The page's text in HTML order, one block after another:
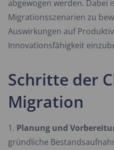
abgewogen werden. Dabei
Migrationsszenarien zu
Auswirkungen auf
Innovationsfähigkeit
Schritte der
Migration
Planung und
gründliche